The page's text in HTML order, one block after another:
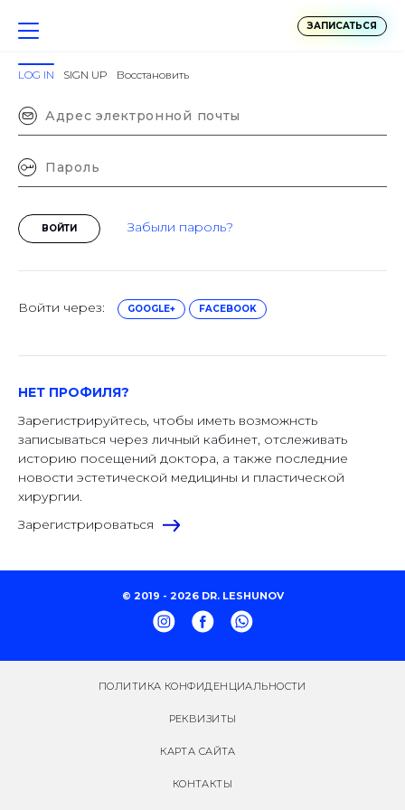
ЗАПИСАТЬСЯ
LOG IN SIGN UP Восстановить
ВОЙТИ Забыли пароль?
Войти через: GOOGLE+ FACEBOOK
НЕТ ПРОФИЛЯ?
Зарегистрируйтесь, чтобы иметь возможнсть
записываться через личный кабинет, отслеживать
историю посещений доктора, а также последние
новости эстетической медицины и пластической
хирургии.
Зарегистрироваться
© 2019 - 2026 DR. LESHUNOV
ПОЛИТИКА КОНФИДЕНЦИАЛЬНОСТИ
РЕКВИЗИТЫ
КАРТА САЙТА
КОНТАКТЫ